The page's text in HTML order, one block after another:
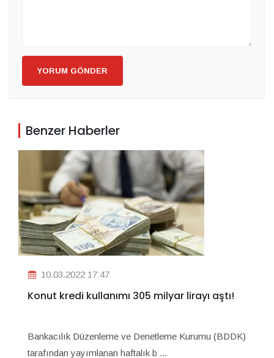
YORUM GÖNDER
Benzer Haberler
10.03.2022 17:47
Konut kredi kullanımı 305 milyar lirayı aştı!
Bankacılık Düzenleme ve Denetleme Kurumu (BDDK)
tarafından yayımlanan haftalık b ...